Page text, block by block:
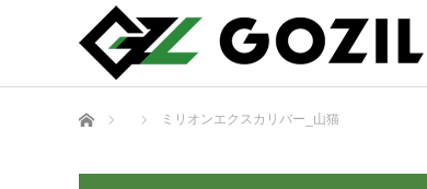
ホーム ミリオンエクスカリバー_山猫